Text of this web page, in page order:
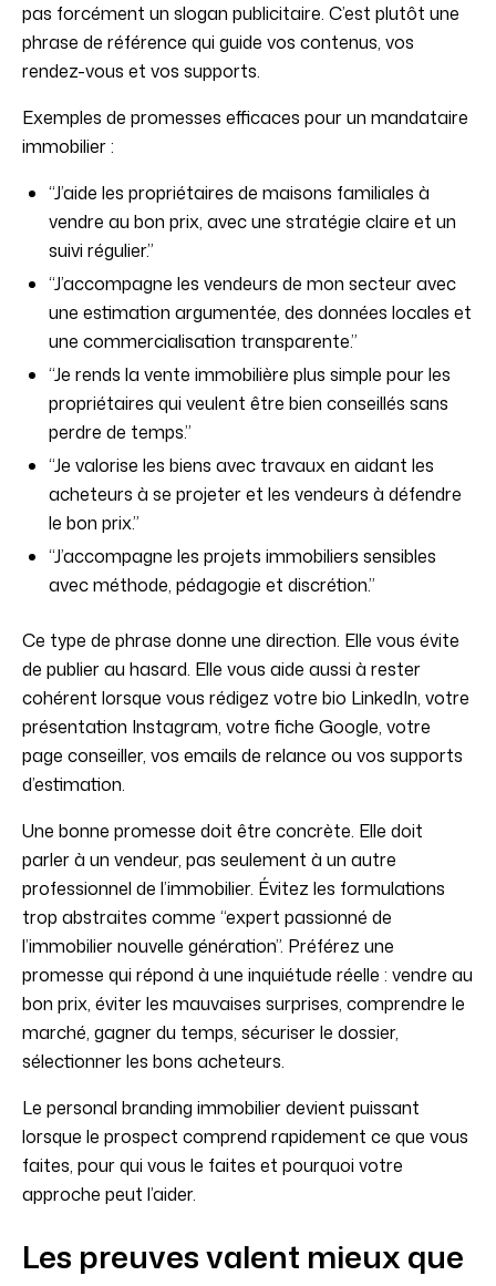
pas forcément un slogan publicitaire. C’est plutôt une
phrase de référence qui guide vos contenus, vos
rendez-vous et vos supports.
Exemples de promesses efficaces pour un mandataire
immobilier :
“J’aide les propriétaires de maisons familiales à
vendre au bon prix, avec une stratégie claire et un
suivi régulier.”
“J’accompagne les vendeurs de mon secteur avec
une estimation argumentée, des données locales et
une commercialisation transparente.”
“Je rends la vente immobilière plus simple pour les
propriétaires qui veulent être bien conseillés sans
perdre de temps.”
“Je valorise les biens avec travaux en aidant les
acheteurs à se projeter et les vendeurs à défendre
le bon prix.”
“J’accompagne les projets immobiliers sensibles
avec méthode, pédagogie et discrétion.”
Ce type de phrase donne une direction. Elle vous évite
de publier au hasard. Elle vous aide aussi à rester
cohérent lorsque vous rédigez votre bio LinkedIn, votre
présentation Instagram, votre fiche Google, votre
page conseiller, vos emails de relance ou vos supports
d’estimation.
Une bonne promesse doit être concrète. Elle doit
parler à un vendeur, pas seulement à un autre
professionnel de l’immobilier. Évitez les formulations
trop abstraites comme “expert passionné de
l’immobilier nouvelle génération”. Préférez une
promesse qui répond à une inquiétude réelle : vendre au
bon prix, éviter les mauvaises surprises, comprendre le
marché, gagner du temps, sécuriser le dossier,
sélectionner les bons acheteurs.
Le personal branding immobilier devient puissant
lorsque le prospect comprend rapidement ce que vous
faites, pour qui vous le faites et pourquoi votre
approche peut l’aider.
Les preuves valent mieux que